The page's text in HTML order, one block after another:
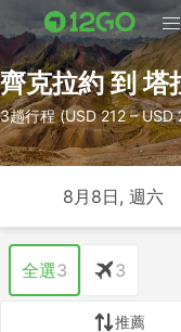
齊克拉約 到 塔
3趟行程 (USD 212 – USD
8月8日, 週六
全選3 3
推薦